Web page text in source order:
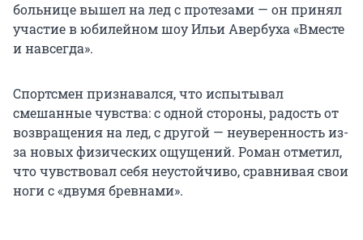
больнице вышел на лед с протезами — он принял
участие в юбилейном шоу Ильи Авербуха «Вместе
и навсегда».
Спортсмен признавался, что испытывал
смешанные чувства: с одной стороны, радость от
возвращения на лед, с другой — неуверенность из-
за новых физических ощущений. Роман отметил,
что чувствовал себя неустойчиво, сравнивая свои
ноги с «двумя бревнами».